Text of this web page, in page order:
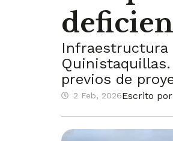
Infraestructura
previos de
2 Feb, 2026Escrito por